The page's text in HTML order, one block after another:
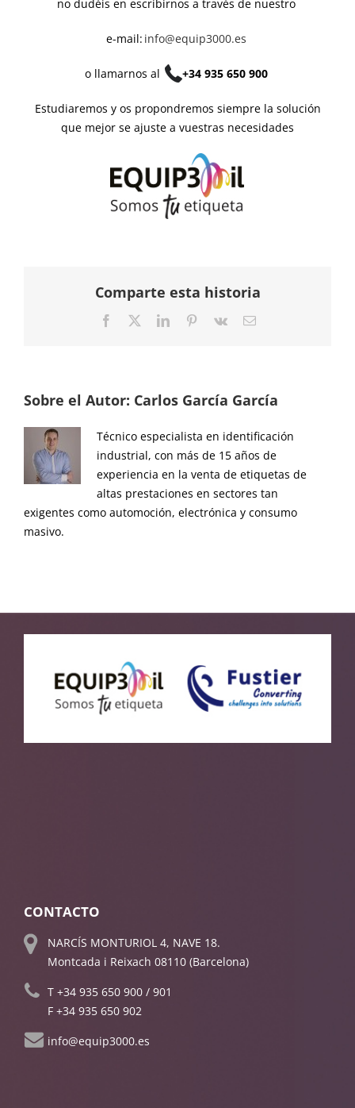
no dudéis en escribirnos a través de nuestro
e-mail: info@equip3000.es
o llamarnos al +34 935 650 900
Estudiaremos y os propondremos siempre la solución
que mejor se ajuste a vuestras necesidades
Comparte esta historia
Facebook
TwitterLinkedInPinterest
Vk
Correo
Sobre el Autor: Carlos García García
Técnico especialista en identificación
industrial, con más de 15 años de
experiencia en la venta de etiquetas de
altas prestaciones en sectores tan
exigentes como automoción, electrónica y consumo
masivo.
CONTACTO
NARCÍS MONTURIOL 4, NAVE 18.
Montcada i Reixach 08110 (Barcelona)
T +34 935 650 900 / 901
F +34 935 650 902
info@equip3000.es